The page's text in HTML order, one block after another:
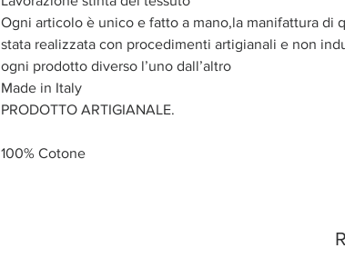
Ogni articolo è unico e fatto a mano,la manifattura di
stata realizzata con procedimenti artigianali e non
ogni prodotto diverso l’uno dall’altro
Made in Italy
PRODOTTO ARTIGIANALE.
100% Cotone